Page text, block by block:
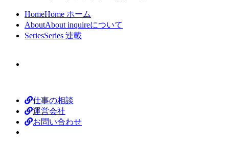
HomeHome ホーム
AboutAbout inquireについて
SeriesSeries 連載
仕事の相談
運営会社
お問い合わせ